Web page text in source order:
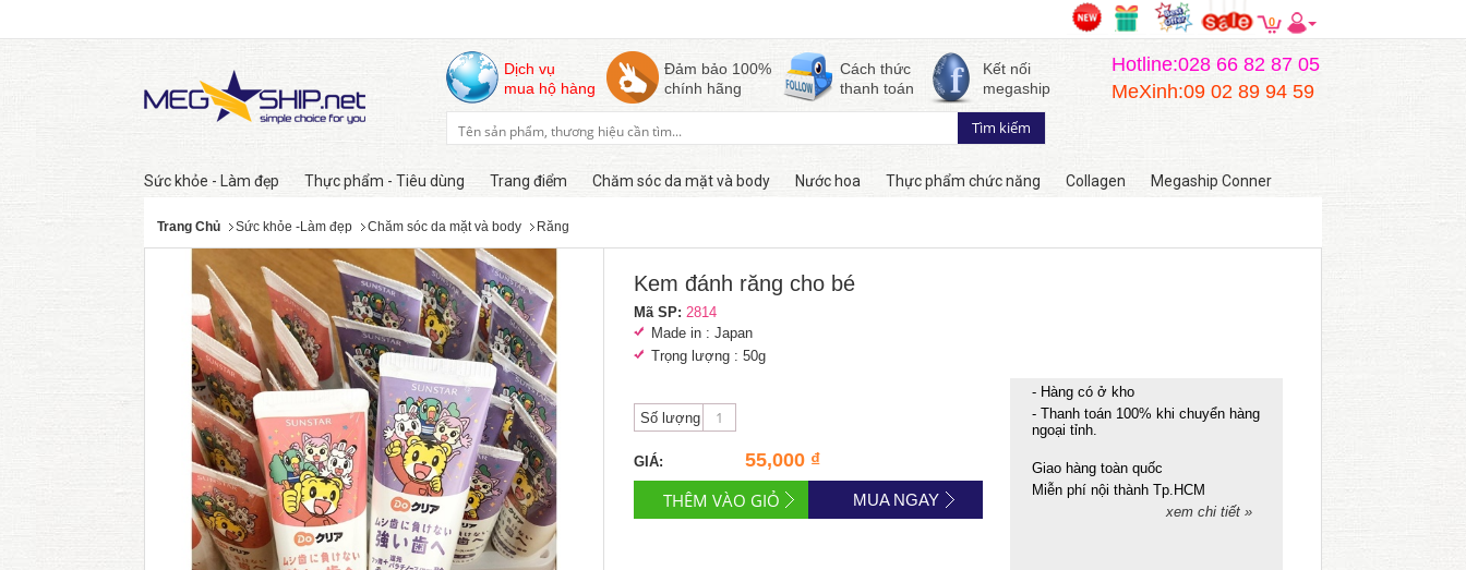
0
Dịch vụ
mua hộ hàng
Đảm bảo 100%
chính hãng
Cách thức
thanh toán
Kết nối
megaship
Hotline:028 66 82 87 05
MeXinh:09 02 89 94 59
Sức khỏe - Làm đẹp Thực phẩm - Tiêu dùng Trang điểm Chăm sóc da mặt và body Nước hoa Thực phẩm chức năng Collagen Megaship Conner
Trang Chủ Sức khỏe -Làm đẹp Chăm sóc da mặt và body Răng
Còn hàng
Kem đánh răng cho bé
Mã SP: 2814
Made in : Japan
Trọng lượng : 50g
Số lượng
GIÁ: 55,000 ₫
MUA NGAY
- Hàng có ở kho
- Thanh toán 100% khi chuyển hàng
ngoại tỉnh.
Giao hàng toàn quốc
Miễn phí nội thành Tp.HCM
xem chi tiết »